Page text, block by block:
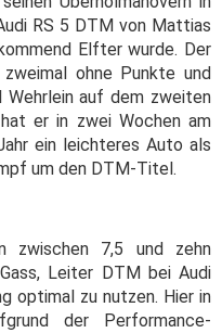
RS 5 DTM von Mattias
Elfter wurde. Der
ohne Punkte und
Wehrlein auf dem zweiten
er in zwei Wochen am
ein leichteres Auto als
um den DTM-Titel.
zwischen 7,5 und zehn
Leiter DTM bei Audi
optimal zu nutzen. Hier in
der Performance-